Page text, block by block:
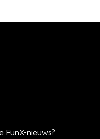
FunX-nieuws?